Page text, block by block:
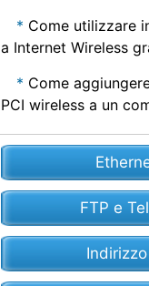
Come utilizzare
a Internet Wireless
Come
PCI wireless a un
FTP e
Indirizzo